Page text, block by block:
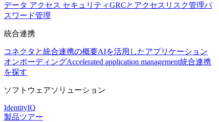
データ アクセス セキュリティGRCとアクセスリスク管理パ
スワード管理
統合連携
コネクタと統合連携の概要AIを活用したアプリケーション
オンボーディングAccelerated application management統合連携
を探す
ソフトウェアソリューション
IdentityIQ
製品ツアー